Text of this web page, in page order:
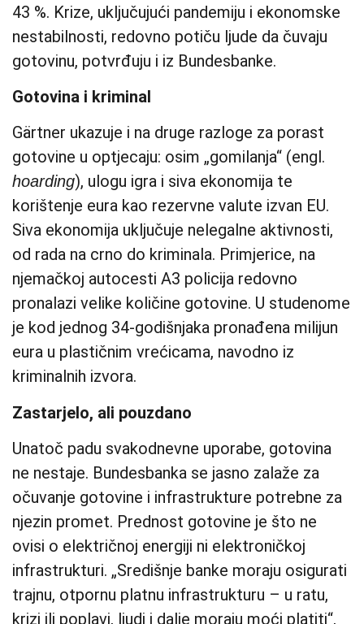
43 %. Krize, uključujući pandemiju i ekonomske
nestabilnosti, redovno potiču ljude da čuvaju
gotovinu, potvrđuju i iz Bundesbanke.
Gotovina i kriminal
Gärtner ukazuje i na druge razloge za porast
gotovine u optjecaju: osim „gomilanja“ (engl.
hoarding), ulogu igra i siva ekonomija te
korištenje eura kao rezervne valute izvan EU.
Siva ekonomija uključuje nelegalne aktivnosti,
od rada na crno do kriminala. Primjerice, na
njemačkoj autocesti A3 policija redovno
pronalazi velike količine gotovine. U studenome
je kod jednog 34-godišnjaka pronađena milijun
eura u plastičnim vrećicama, navodno iz
kriminalnih izvora.
Zastarjelo, ali pouzdano
Unatoč padu svakodnevne uporabe, gotovina
ne nestaje. Bundesbanka se jasno zalaže za
očuvanje gotovine i infrastrukture potrebne za
njezin promet. Prednost gotovine je što ne
ovisi o električnoj energiji ni elektroničkoj
infrastrukturi. „Središnje banke moraju osigurati
trajnu, otpornu platnu infrastrukturu – u ratu,
krizi ili poplavi, ljudi i dalje moraju moći platiti“,